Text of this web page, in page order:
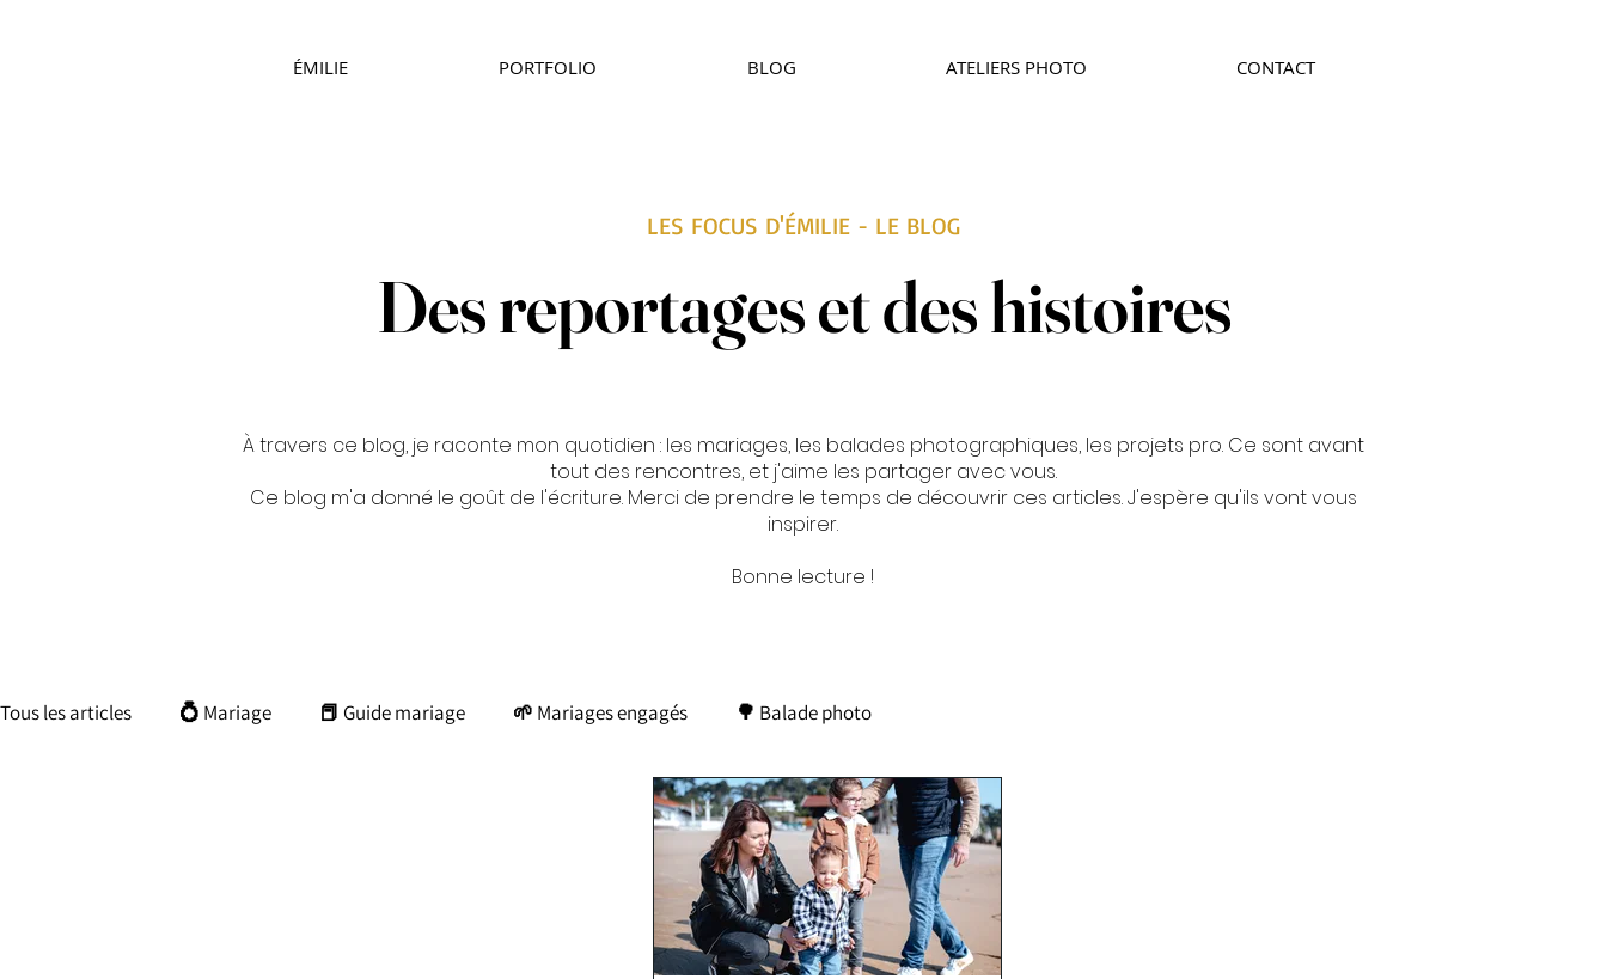
ÉMILIE PORTFOLIO BLOG ATELIERS PHOTO CONTACT
LES FOCUS D'ÉMILIE - LE BLOG
Des reportages et des histoires
À travers ce blog, je raconte mon quotidien : les mariages, les balades photographiques, les projets pro. Ce sont avant
tout des rencontres, et j'aime les partager avec vous.
Ce blog m'a donné le goût de l'écriture. Merci de prendre le temps de découvrir ces articles. J'espère qu'ils vont vous
inspirer.
Bonne lecture !
Tous les articles 💍 Mariage 📕 Guide mariage 🌱 Mariages engagés 🌳 Balade photo
🚀 Reportages pro